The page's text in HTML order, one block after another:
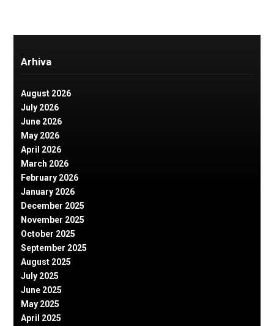
Arhiva
August 2026
July 2026
June 2026
May 2026
April 2026
March 2026
February 2026
January 2026
December 2025
November 2025
October 2025
September 2025
August 2025
July 2025
June 2025
May 2025
April 2025